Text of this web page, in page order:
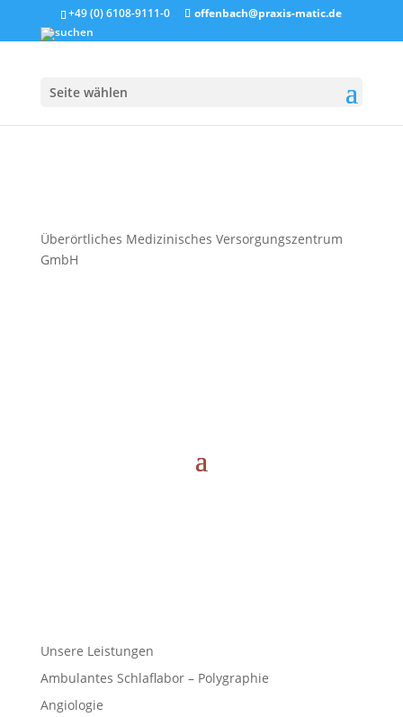
+49 (0) 6108-9111-0 offenbach@praxis-matic.de
Seite wählen
Überörtliches Medizinisches Versorgungszentrum
GmbH
Unsere Leistungen
Ambulantes Schlaflabor – Polygraphie
Angiologie